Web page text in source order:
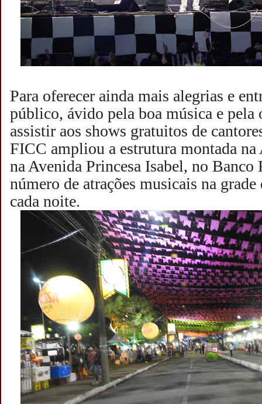
Para oferecer ainda mais alegrias e
público, ávido pela boa música e pela
assistir aos shows gratuitos de
FICC ampliou a estrutura montada na
na Avenida Princesa Isabel, no Banco
número de atrações musicais na grade
cada noite.